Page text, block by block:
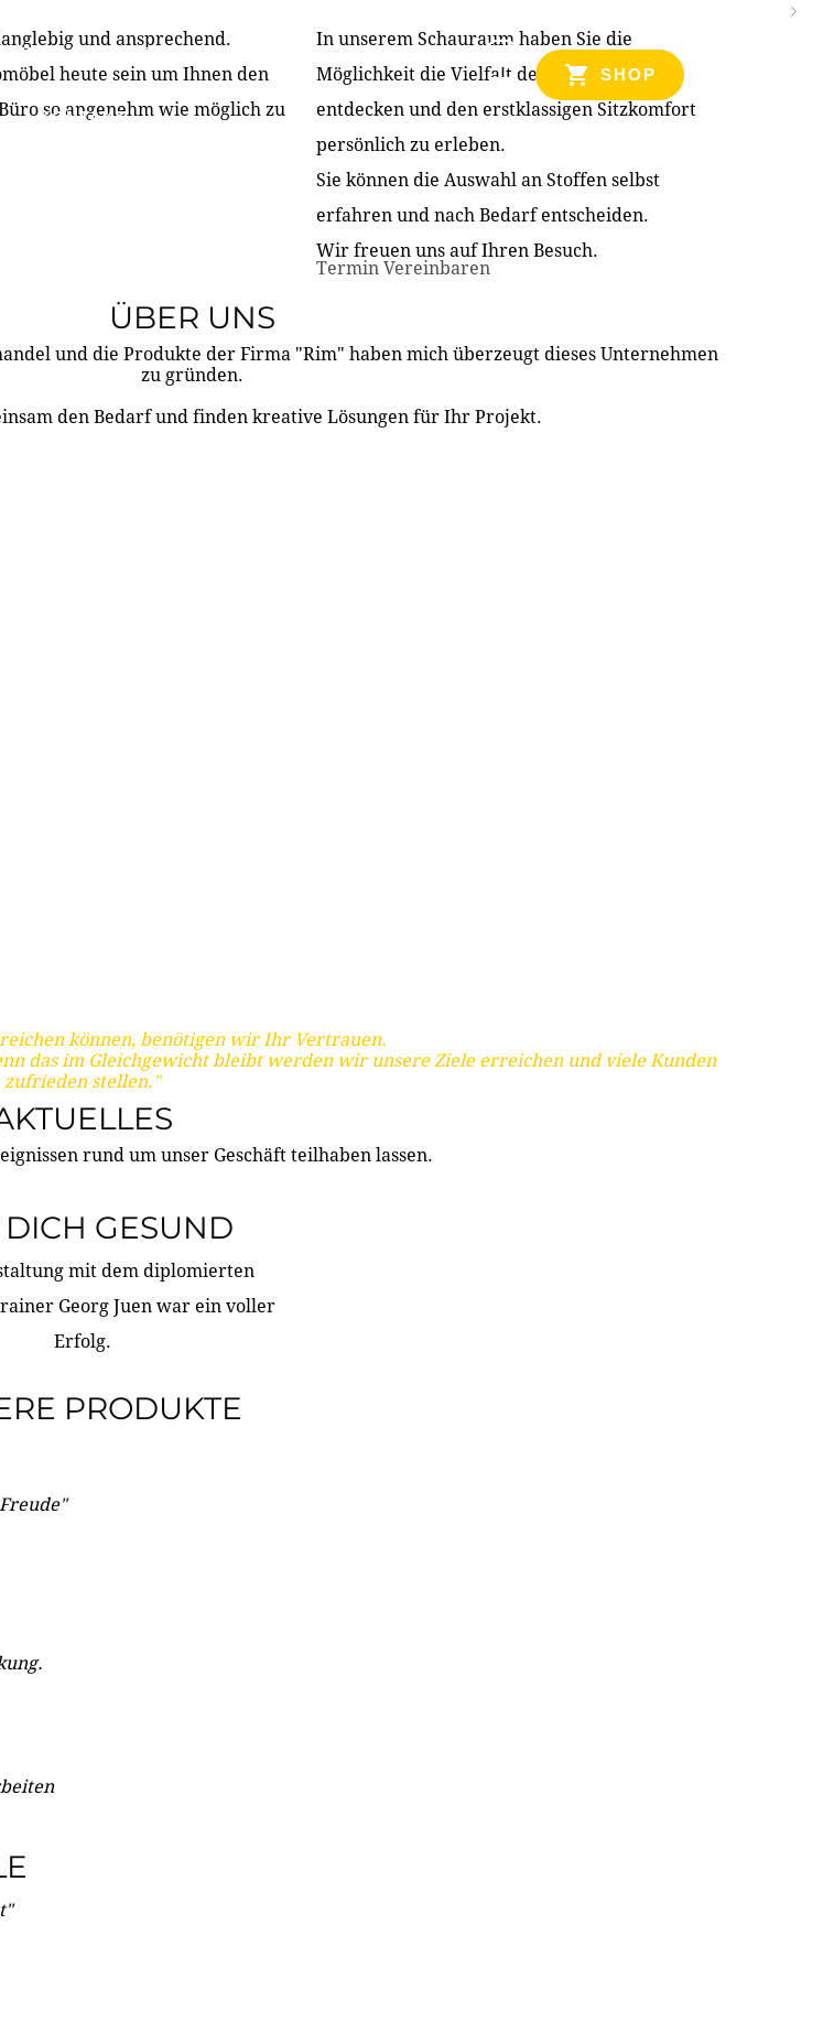
ÜBER UNS PARTNER & REFERENZEN
KONTAKT
SHOP
und ansprechend.
heute sein um Ihnen den
so angenehm wie möglich zu
In unserem Schauraum haben Sie die
Möglichkeit die Vielfalt der Produkte zu
entdecken und den erstklassigen Sitzkomfort
persönlich zu erleben.
Sie können die Auswahl an Stoffen selbst
erfahren und nach Bedarf entscheiden.
Wir freuen uns auf Ihren Besuch.
Termin Vereinbaren
ÜBER UNS
und die Produkte der Firma "Rim" haben mich überzeugt dieses Unternehmen
zu gründen.
den Bedarf und finden kreative Lösungen für Ihr Projekt.
können, benötigen wir Ihr Vertrauen.
das im Gleichgewicht bleibt werden wir unsere Ziele erreichen und viele Kunden
zufrieden stellen."
rund um unser Geschäft teilhaben lassen.
DICH GESUND
mit dem diplomierten
Georg Juen war ein voller
Erfolg.
PRODUKTE